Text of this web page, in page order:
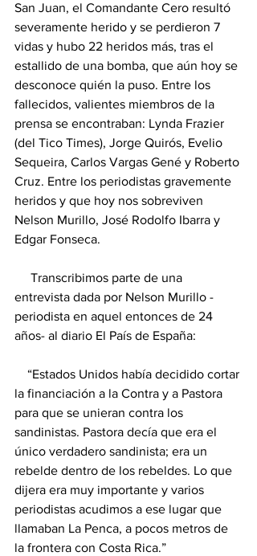
San Juan, el Comandante Cero resultó
severamente herido y se perdieron 7
vidas y hubo 22 heridos más, tras el
estallido de una bomba, que aún hoy se
desconoce quién la puso. Entre los
fallecidos, valientes miembros de la
prensa se encontraban: Lynda Frazier
(del Tico Times), Jorge Quirós, Evelio
Sequeira, Carlos Vargas Gené y Roberto
Cruz. Entre los periodistas gravemente
heridos y que hoy nos sobreviven
Nelson Murillo, José Rodolfo Ibarra y
Edgar Fonseca.
entrevista dada por Nelson Murillo -
periodista en aquel entonces de 24
años- al diario El País de España:
la financiación a la Contra y a Pastora
para que se unieran contra los
sandinistas. Pastora decía que era el
único verdadero sandinista; era un
rebelde dentro de los rebeldes. Lo que
dijera era muy importante y varios
periodistas acudimos a ese lugar que
llamaban La Penca, a pocos metros de
la frontera con Costa Rica.”